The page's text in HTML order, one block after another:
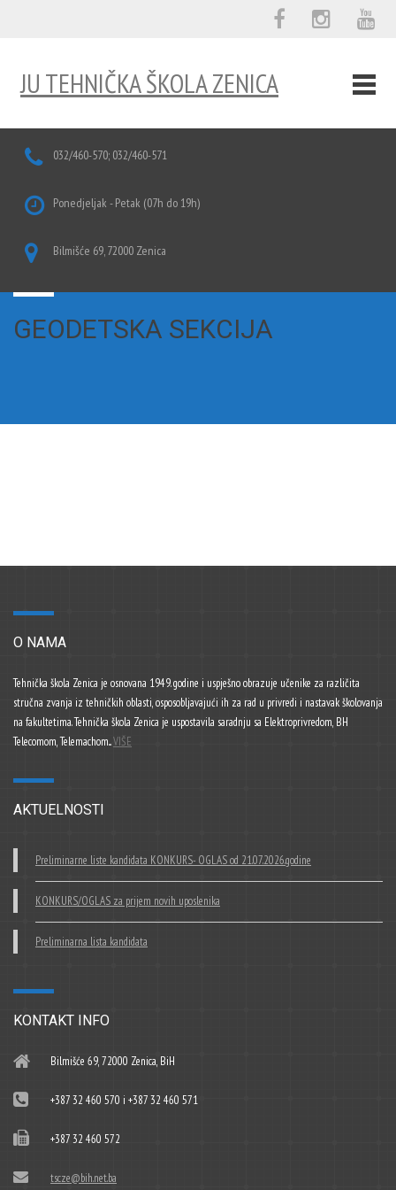
JU TEHNIČKA ŠKOLA ZENICA
032/460-570; 032/460-571
Ponedjeljak - Petak (07h do 19h)
Bilmišće 69, 72000 Zenica
GEODETSKA SEKCIJA
O NAMA
Tehnička škola Zenica je osnovana 1949. godine i uspješno obrazuje učenike za različita
stručna zvanja iz tehničkih oblasti, osposobljavajući ih za rad u privredi i nastavak školovanja
na fakultetima. Tehnička škola Zenica je uspostavila saradnju sa Elektroprivredom, BH
Telecomom, Telemachom...VIŠE
AKTUELNOSTI
Preliminarne liste kandidata KONKURS- OGLAS od 21.07.2026.godine
KONKURS/OGLAS za prijem novih uposlenika
Preliminarna lista kandidata
KONTAKT INFO
Bilmišće 69, 72000 Zenica, BiH
+387 32 460 570 i +387 32 460 571
+387 32 460 572
tscze@bih.net.ba